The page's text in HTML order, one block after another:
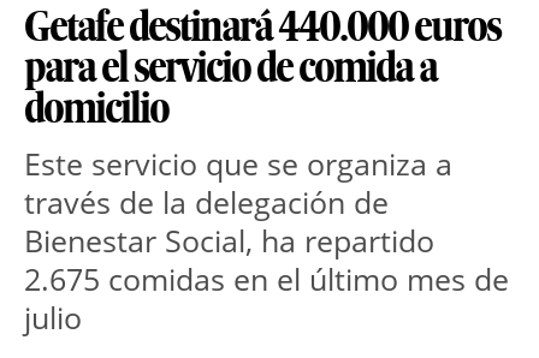
Getafe destinará 440.000 euros
para el servicio de comida a
domicilio
Este servicio que se organiza a
través de la delegación de
Bienestar Social, ha repartido
2.675 comidas en el último mes de
julio